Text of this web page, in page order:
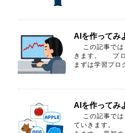
AIを作ってみ
この記事では
きます。 プロ
まずは学習プロ
AIを作ってみ
この記事では
ていきます。